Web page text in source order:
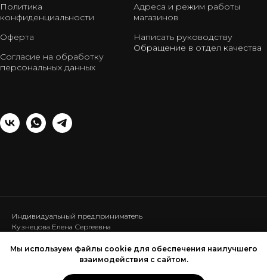
Политика
конфиденциальности
Оферта
Согласие на обработку
персональных данных
Адреса и режим работы
магазинов
Написать руководству
Обращение в отдел качества
Индивидуальный предприниматель
Кузнецова Елена Сергеевна
ОГРНИП: 317440100025111
Мы используем файлы cookie для обеспечения наилучшего
взаимодействия с сайтом.